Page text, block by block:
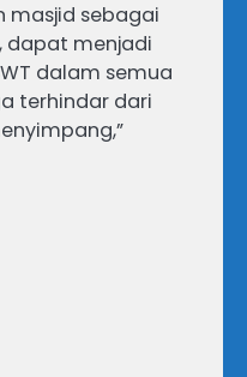
masjid sebagai
dapat menjadi
dalam semua
terhindar dari